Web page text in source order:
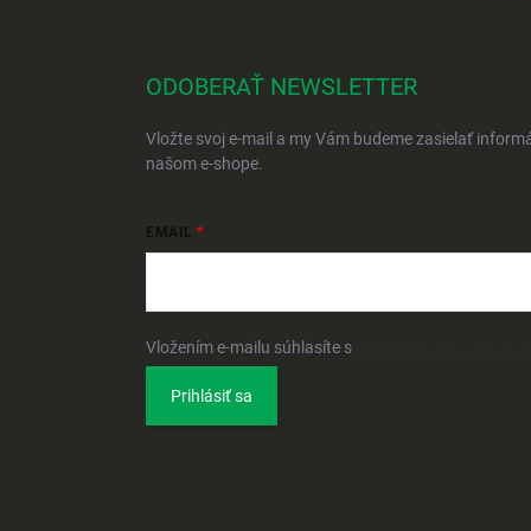
ODOBERAŤ NEWSLETTER
Vložte svoj e-mail a my Vám budeme zasielať
našom e-shope.
EMAIL
Vložením e-mailu súhlasíte s
Prihlásiť sa